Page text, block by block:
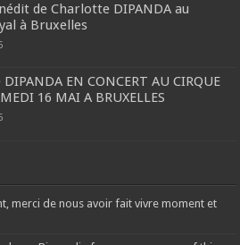
de Charlotte DIPANDA au
à Bruxelles
EN CONCERT AU CIRQUE
16 MAI A BRUXELLES
merci de nous avoir fait vivre moment et